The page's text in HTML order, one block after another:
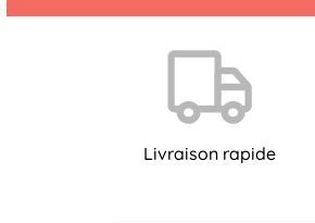
Livraison rapide